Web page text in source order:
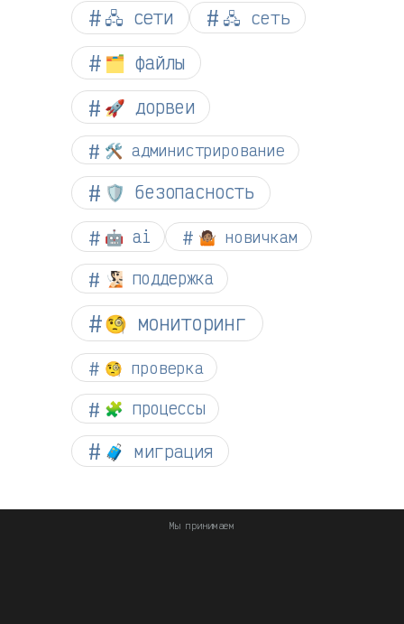
🖧 сети
🖧 сеть
🗂️ файлы
🚀 дорвеи
🛠️ администрирование
🛡️ безопасность
🤖 ai 🤷🏽 новичкам
🧏🏻 поддержка
🧐 мониторинг
🧐 проверка
🧩 процессы
🧳 миграция
Мы принимаем